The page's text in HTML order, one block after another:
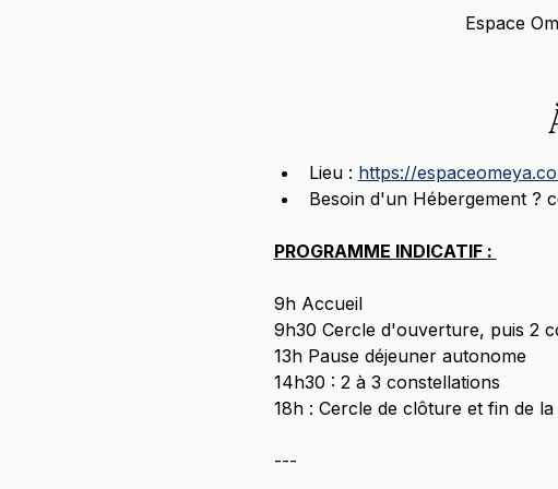
Espace
Lieu : https://
Besoin d'un Hébergement ?
PROGRAMME INDICATIF :
9h Accueil
9h30 Cercle d'ouverture, puis 2
13h Pause déjeuner autonome
14h30 : 2 à 3 constellations
18h : Cercle de clôture et fin de
---